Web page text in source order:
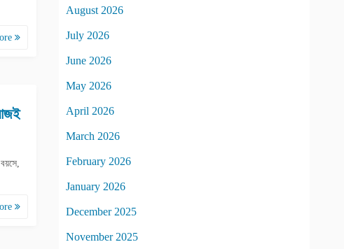
August 2026
July 2026
June 2026
May 2026
April 2026
March 2026
February 2026
January 2026
December 2025
November 2025